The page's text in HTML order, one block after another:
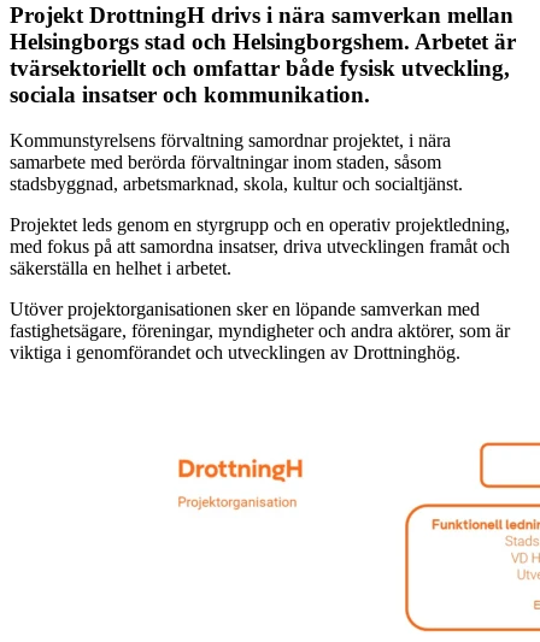
Projekt DrottningH drivs i nära samverkan mellan
Helsingborgs stad och Helsingborgshem. Arbetet är
tvärsektoriellt och omfattar både fysisk utveckling,
sociala insatser och kommunikation.
Kommunstyrelsens förvaltning samordnar projektet, i nära
samarbete med berörda förvaltningar inom staden, såsom
stadsbyggnad, arbetsmarknad, skola, kultur och socialtjänst.
Projektet leds genom en styrgrupp och en operativ projektledning,
med fokus på att samordna insatser, driva utvecklingen framåt och
säkerställa en helhet i arbetet.
Utöver projektorganisationen sker en löpande samverkan med
fastighetsägare, föreningar, myndigheter och andra aktörer, som är
viktiga i genomförandet och utvecklingen av Drottninghög.